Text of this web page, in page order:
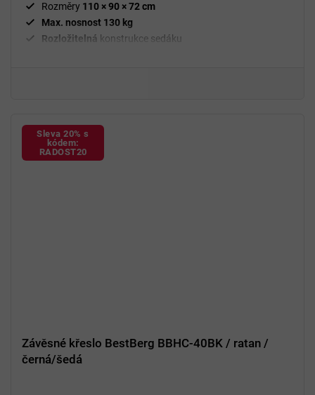
Rozměry 110 × 90 × 72 cm
Max. nosnost 130 kg
Rozložitelná konstrukce sedáku
Sleva 20% s
kódem:
RADOST20
Závěsné křeslo BestBerg BBHC-40BK / ratan /
černá/šedá